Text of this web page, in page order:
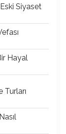
Siyaset
Hayal
Turları